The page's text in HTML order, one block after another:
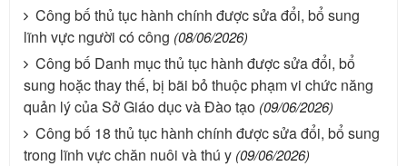
Công bố thủ tục hành chính được sửa đổi, bổ sung
lĩnh vực người có công (08/06/2026)
Công bố Danh mục thủ tục hành được sửa đổi, bổ
sung hoặc thay thế, bị bãi bỏ thuộc phạm vi chức năng
quản lý của Sở Giáo dục và Đào tạo (09/06/2026)
Công bố 18 thủ tục hành chính được sửa đổi, bổ sung
trong lĩnh vực chăn nuôi và thú y (09/06/2026)